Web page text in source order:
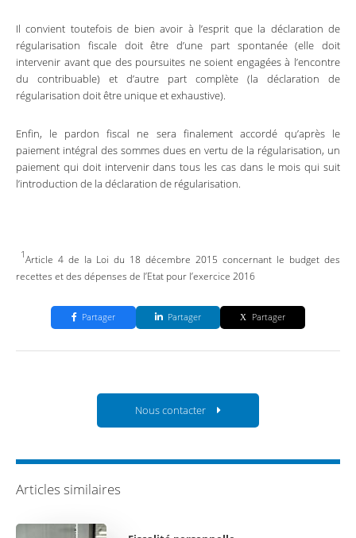
Il convient toutefois de bien avoir à l’esprit que la déclaration de
régularisation fiscale doit être d’une part spontanée (elle doit
intervenir avant que des poursuites ne soient engagées à l’encontre
du contribuable) et d’autre part complète (la déclaration de
régularisation doit être unique et exhaustive).
Enfin, le pardon fiscal ne sera finalement accordé qu’après le
paiement intégral des sommes dues en vertu de la régularisation, un
paiement qui doit intervenir dans tous les cas dans le mois qui suit
l’introduction de la déclaration de régularisation.
1Article 4 de la Loi du 18 décembre 2015 concernant le budget des
recettes et des dépenses de l’Etat pour l’exercice 2016
Partager Partager Partager
Nous contacter
Articles similaires